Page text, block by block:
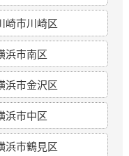
崎市川崎区
浜市南区
浜市金沢区
浜市中区
浜市鶴見区